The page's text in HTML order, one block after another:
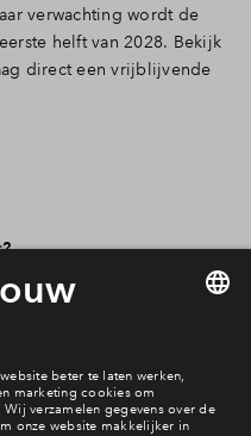
verwachting wordt de
helft van 2028. Bekijk
direct een vrijblijvende
gaat, ontvang je op
de notaris zodra alle
enkele weken
grond. Op dat moment
van toepassing) de
volgens de
bij de notaris is